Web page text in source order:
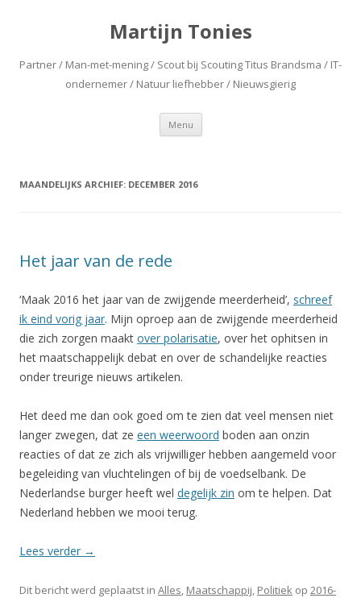
Martijn Tonies
Partner / Man-met-mening / Scout bij Scouting Titus Brandsma / IT-
ondernemer / Natuur liefhebber / Nieuwsgierig
Menu Spring naar de inhoud
MAANDELIJKS ARCHIEF: DECEMBER 2016
Het jaar van de rede
‘Maak 2016 het jaar van de zwijgende meerderheid’, schreef
ik eind vorig jaar. Mijn oproep aan de zwijgende meerderheid
die zich zorgen maakt over polarisatie, over het ophitsen in
het maatschappelijk debat en over de schandelijke reacties
onder treurige nieuws artikelen.
Het deed me dan ook goed om te zien dat veel mensen niet
langer zwegen, dat ze een weerwoord boden aan onzin
reacties of dat ze zich als vrijwilliger hebben aangemeld voor
begeleiding van vluchtelingen of bij de voedselbank. De
Nederlandse burger heeft wel degelijk zin om te helpen. Dat
Nederland hebben we mooi terug.
Lees verder →
Dit bericht werd geplaatst in Alles, Maatschappij, Politiek op 2016-